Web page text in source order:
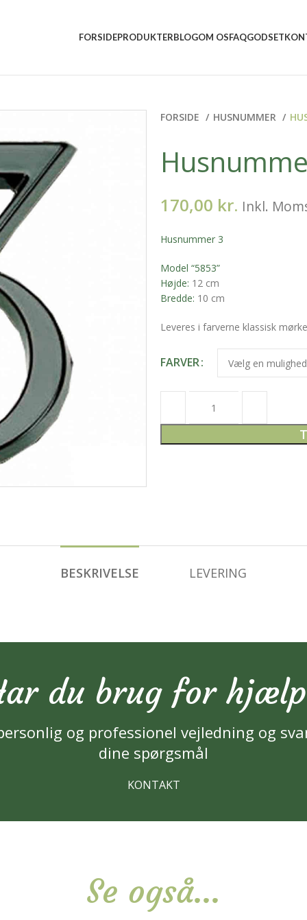
FORSIDEPRODUKTERBLOGOM OSFAQGODSET
FORSIDE HUSNUMMER
170,00 kr. Inkl.
Husnummer 3
Model “5853”
Højde: 12 cm
Bredde: 10 cm
Leveres i farverne klassisk
FARVER
BESKRIVELSE LEVERING
du brug for
og professionel vejledning og
dine spørgsmål
KONTAKT
Se også...